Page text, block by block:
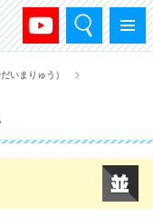
メニュー
検索
いまりゅう）